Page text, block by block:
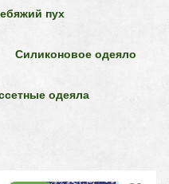
пух
Силиконовое одеяло
одеяла